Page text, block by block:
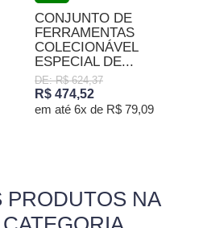
CONJUNTO DE
FERRAMENTAS
COLECIONÁVEL
ESPECIAL DE...
DE: R$ 624,37
R$ 474,52
em até 6x de R$ 79,09
PRODUTOS NA